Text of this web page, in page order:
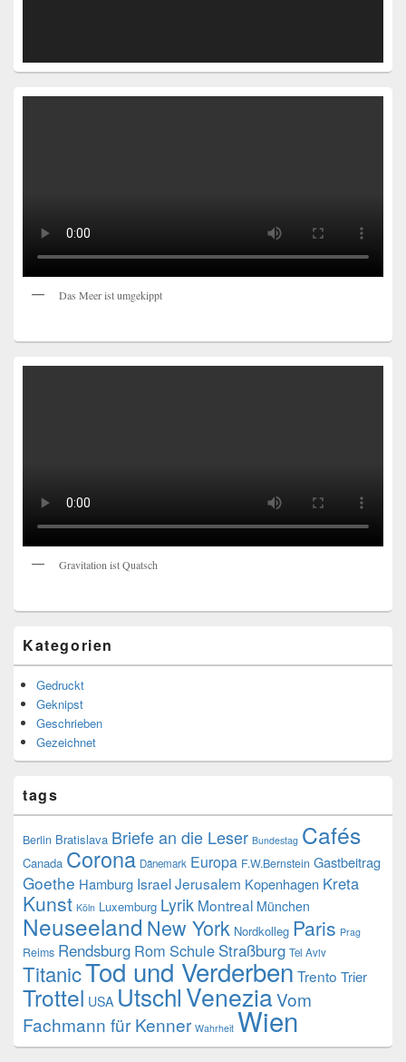
Das Meer ist umgekippt
Gravitation ist Quatsch
Kategorien
Gedruckt
Geknipst
Geschrieben
Gezeichnet
tags
Berlin Bratislava Briefe an die Leser Bundestag Cafés
Canada Corona Dänemark Europa F.W.Bernstein Gastbeitrag
Goethe Hamburg IsraelJerusalem Kopenhagen Kreta
Kunst Köln Luxemburg Lyrik Montreal München
Neuseeland New York Nordkolleg Paris Prag
Reims Rendsburg Rom Schule Straßburg Tel Aviv
TitanicTod und Verderben Trento Trier
Trottel USA UtschlVeneziaVom
Fachmann für Kenner Wahrheit Wien